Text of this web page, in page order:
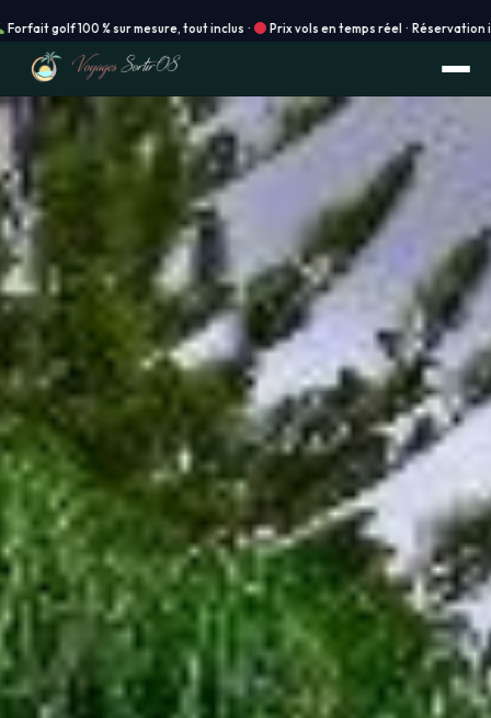
mesure, tout inclus · Prix vols en temps réel · Réservation instantanée en ligne